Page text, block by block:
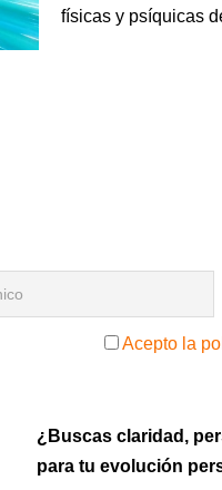
físicas y psíquicas
Acepto la
¿Buscas claridad,
para tu evolución